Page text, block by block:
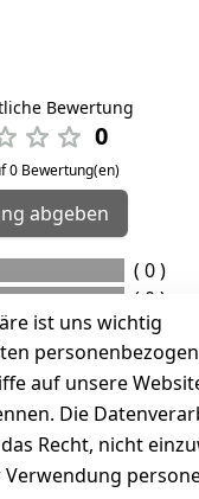
Bewertung
0
0 Bewertung(en)
abgeben
( 0 )
( 0 )
( 0 )
( 0 )
( 0 )
ist uns wichtig
auf unsere
Die
Recht, nicht